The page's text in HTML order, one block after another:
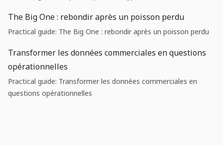
The Big One : rebondir après un poisson perdu
Practical guide: The Big One : rebondir après un poisson perdu
Transformer les données commerciales en questions
opérationnelles
Practical guide: Transformer les données commerciales en
questions opérationnelles